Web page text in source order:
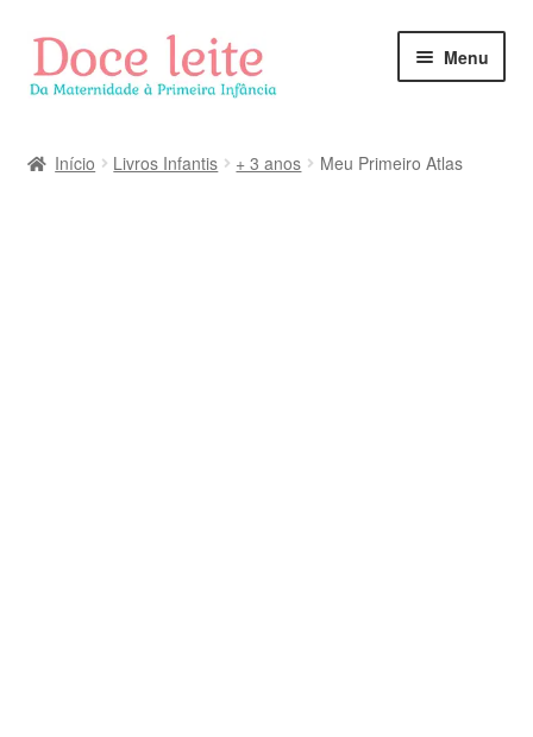
Pular
para
navegação
Pular
para
o
Menu
Início Livros Infantis + 3 anos Meu Primeiro Atlas